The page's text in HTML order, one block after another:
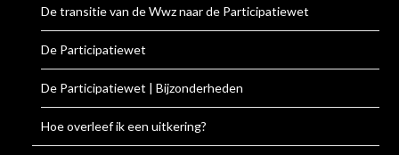
De transitie van de Wwz naar de Participatiewet
De Participatiewet
De Participatiewet | Bijzonderheden
Hoe overleef ik een uitkering?